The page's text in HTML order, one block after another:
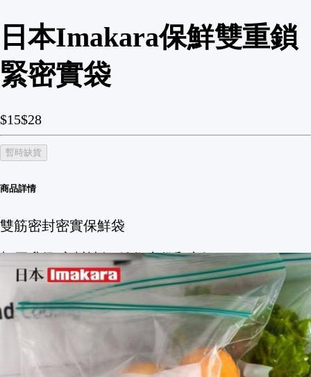
日本Imakara保鮮雙重鎖
緊密實袋
$15$28
暫時缺貨
商品詳情
雙筋密封密實保鮮袋
加厚升級,密封性好,鎖住水份和空氣
抽取式設計,2種尺寸滿足你不同需求
-40度耐冷可低溫冷凍延長保鮮期
size : 20x18cm